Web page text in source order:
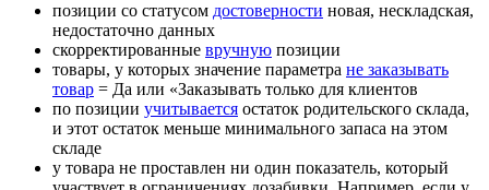
позиции со статусом достоверности новая, нескладская,
недостаточно данных
скорректированные вручную позиции
товары, у которых значение параметра не заказывать
товар = Да или «Заказывать только для клиентов
по позиции учитывается остаток родительского склада,
и этот остаток меньше минимального запаса на этом
складе
у товара не проставлен ни один показатель, который